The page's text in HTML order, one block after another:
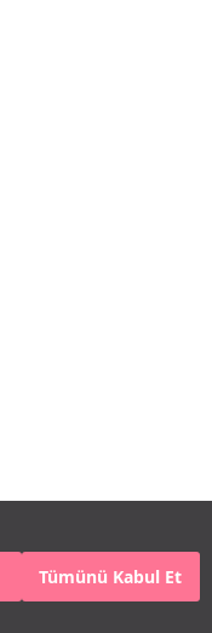
Tümünü Kabul Et